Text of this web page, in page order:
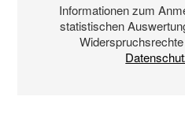
Informationen zum
statistischen